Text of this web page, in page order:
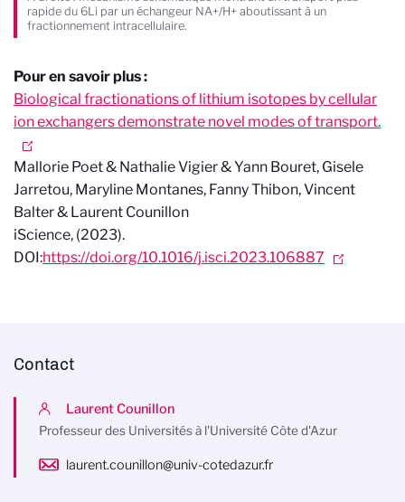
rapide du 6Li par un échangeur NA+/H+ aboutissant à un
fractionnement intracellulaire.
Pour en savoir plus :
Biological fractionations of lithium isotopes by cellular
ion exchangers demonstrate novel modes of transport.
Mallorie Poet & Nathalie Vigier & Yann Bouret, Gisele
Jarretou, Maryline Montanes, Fanny Thibon, Vincent
Balter & Laurent Counillon
iScience, (2023).
DOI:https://doi.org/10.1016/j.isci.2023.106887
Contact
Laurent Counillon
Professeur des Universités à l'Université Côte d'Azur
laurent.counillon@univ-cotedazur.fr